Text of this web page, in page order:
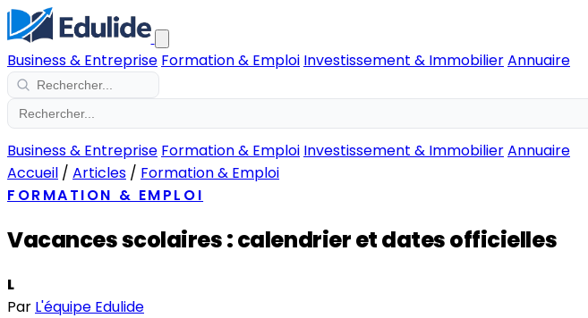
Business & Entreprise Formation & Emploi Investissement & ImmobilierAnnuaire
Business & Entreprise Formation & Emploi Investissement & ImmobilierAnnuaire
Accueil / Articles / Formation & Emploi
FORMATION & EMPLOI
Vacances scolaires : calendrier et dates officielles
L
Par L'équipe Edulide